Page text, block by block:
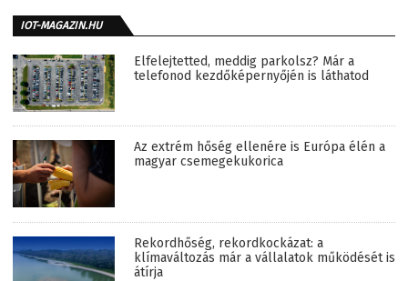
IOT-MAGAZIN.HU
Elfelejtetted, meddig parkolsz? Már a
telefonod kezdőképernyőjén is láthatod
Az extrém hőség ellenére is Európa élén a
magyar csemegekukorica
Rekordhőség, rekordkockázat: a
klímaváltozás már a vállalatok működését is
átírja